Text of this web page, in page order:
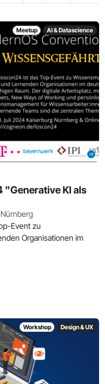
Meetup AI & Datascience
"Generative KI als
Event zu
Organisationen im
Workshop Design & UX